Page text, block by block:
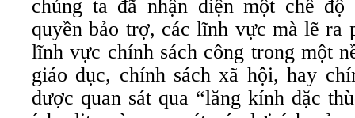
chúng ta đã nhận diện một chế độ
quyền bảo trợ, các lĩnh vực mà lẽ ra
lĩnh vực chính sách công trong một
giáo dục, chính sách xã hội, hay
được quan sát qua “lăng kính đặc